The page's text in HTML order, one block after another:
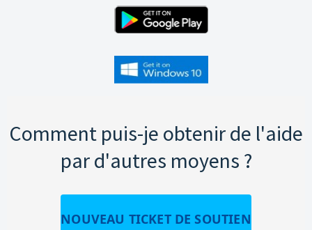
Comment puis-je obtenir de l'aide
par d'autres moyens ?
NOUVEAU TICKET DE SOUTIEN